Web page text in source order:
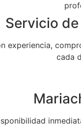
Servicio
experiencia,
cada